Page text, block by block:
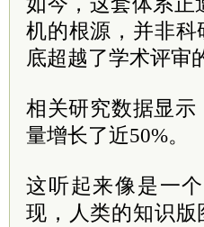
机的根源，并非
底超越了学术评审
相关研究数据显示
量增长了近50%。
这听起来像是一
现，人类的知识